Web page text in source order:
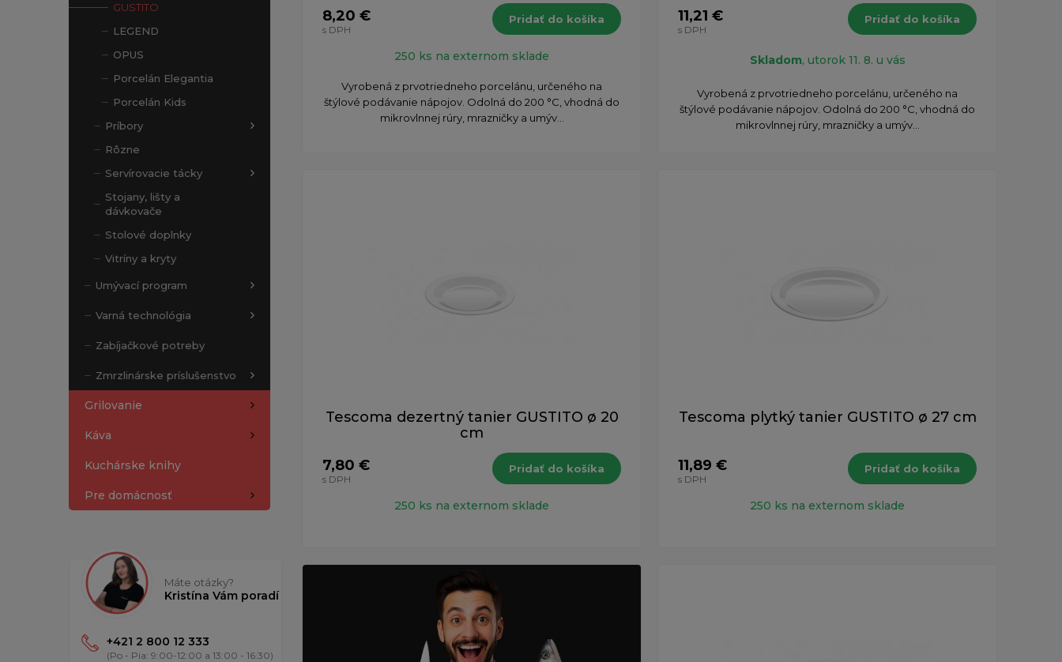
GUSTITO
LEGEND
OPUS
Porcelán Elegantia
Porcelán Kids
Príbory
Rôzne
Servírovacie tácky
Stojany, lišty a
dávkovače
Stolové doplnky
Vitríny a kryty
Umývací program
Varná technológia
Zabíjačkové potreby
Zmrzlinárske príslušenstvo
Grilovanie
Káva
Kuchárske knihy
Pre domácnosť
Máte otázky?
Kristína Vám poradí
+421 2 800 12 333
(Po - Pia: 9:00-12:00 a 13:00 - 16:30)
8,20 €
s DPH
Pridať do košíka
250 ks na externom sklade
Vyrobená z prvotriedneho porcelánu, určeného na
štýlové podávanie nápojov. Odolná do 200 °C, vhodná do
mikrovlnnej rúry, mrazničky a umýv...
11,21 €
s DPH
Pridať do košíka
Skladom, utorok 11. 8. u vás
Vyrobená z prvotriedneho porcelánu, určeného na
štýlové podávanie nápojov. Odolná do 200 °C, vhodná do
mikrovlnnej rúry, mrazničky a umýv...
Tescoma dezertný tanier GUSTITO ø 20
cm
7,80 €
s DPH
Pridať do košíka
250 ks na externom sklade
Tescoma plytký tanier GUSTITO ø 27 cm
11,89 €
s DPH
Pridať do košíka
250 ks na externom sklade